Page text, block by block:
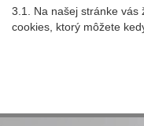
3.1. Na našej stránke vás
cookies, ktorý môžete